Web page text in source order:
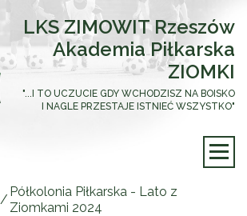
LKS ZIMOWIT Rzeszów
Akademia Piłkarska
ZIOMKI
"...I TO UCZUCIE GDY WCHODZISZ NA BOISKO
I NAGLE PRZESTAJE ISTNIEĆ WSZYSTKO"
/
Półkolonia Piłkarska - Lato z
Ziomkami 2024